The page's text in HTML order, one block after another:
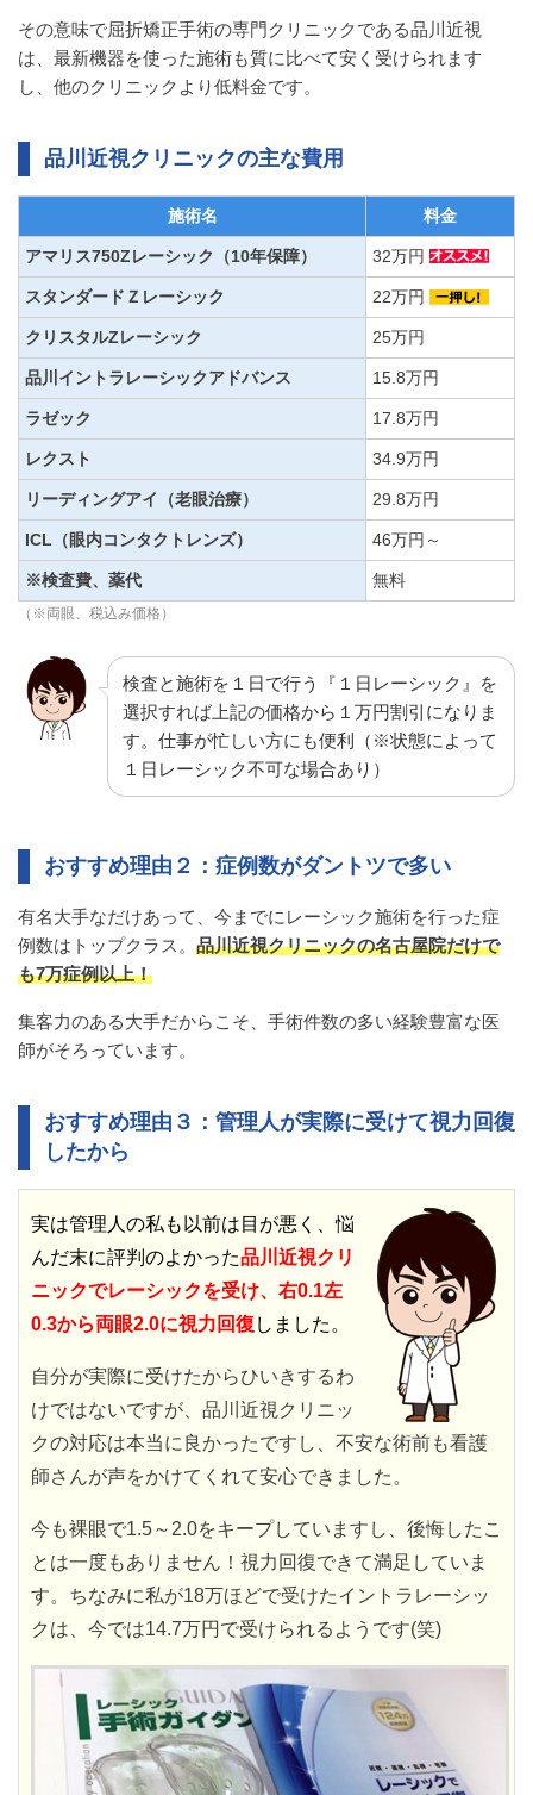
その意味で屈折矯正手術の専門クリニックである品川近視
は、最新機器を使った施術も質に比べて安く受けられます
し、他のクリニックより低料金です。
品川近視クリニックの主な費用
施術名 料金
アマリス750Zレーシック（10年保障） 32万円
スタンダードＺレーシック 22万円
クリスタルZレーシック 25万円
品川イントラレーシックアドバンス 15.8万円
ラゼック 17.8万円
レクスト 34.9万円
リーディングアイ（老眼治療） 29.8万円
ICL（眼内コンタクトレンズ） 46万円～
※検査費、薬代 無料
（※両眼、税込み価格）
検査と施術を１日で行う『１日レーシック』を
選択すれば上記の価格から１万円割引になりま
す。仕事が忙しい方にも便利（※状態によって
１日レーシック不可な場合あり）
おすすめ理由２：症例数がダントツで多い
有名大手なだけあって、今までにレーシック施術を行った症
例数はトップクラス。 品川近視クリニックの名古屋院だけで
も7万症例以上！
集客力のある大手だからこそ、手術件数の多い経験豊富な医
師がそろっています。
おすすめ理由３：管理人が実際に受けて視力回復
したから
実は管理人の私も以前は目が悪く、悩
んだ末に評判のよかった品川近視クリ
ニックでレーシックを受け、右0.1左
0.3から両眼2.0に視力回復 しました。
自分が実際に受けたからひいきするわ
けではないですが、品川近視クリニッ
クの対応は本当に良かったですし、不安な術前も看護
師さんが声をかけてくれて安心できました。
今も裸眼で1.5～2.0をキープしていますし、後悔したこ
とは一度もありません！視力回復できて満足していま
す。ちなみに私が18万ほどで受けたイントラレーシッ
クは、今では14.7万円で受けられるようです(笑)